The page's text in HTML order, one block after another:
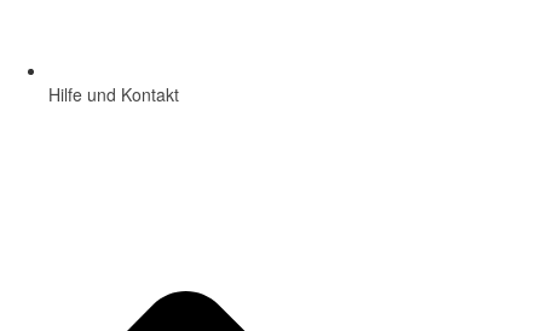
Hilfe und Kontakt